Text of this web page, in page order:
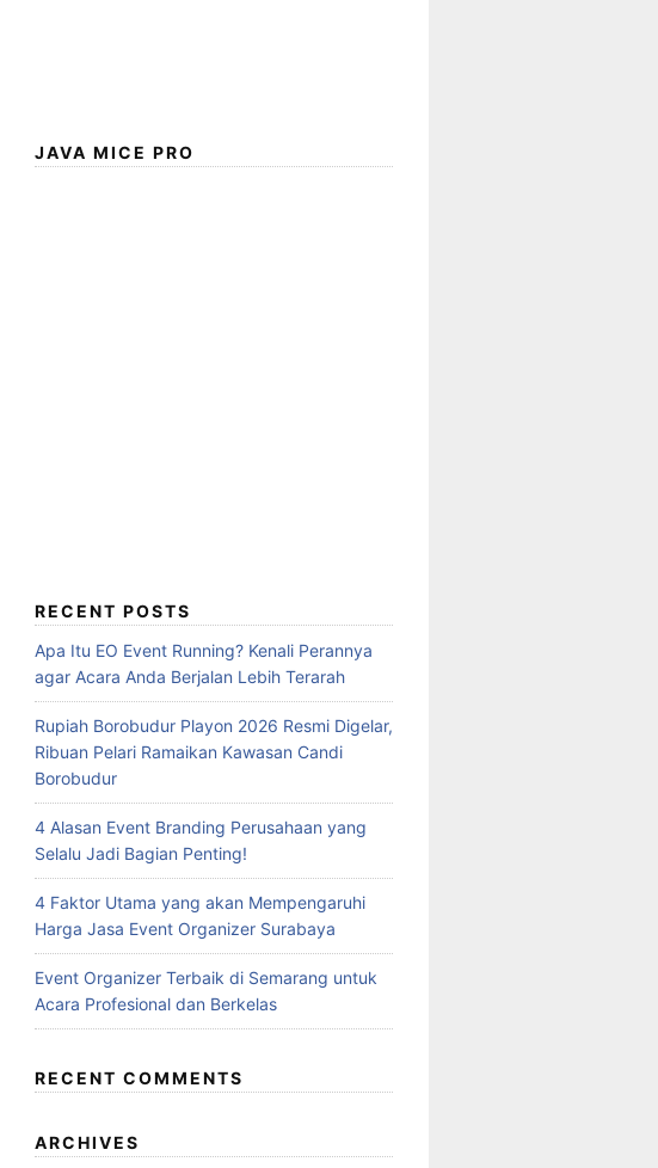
JAVA MICE PRO
RECENT POSTS
Apa Itu EO Event Running? Kenali Perannya
agar Acara Anda Berjalan Lebih Terarah
Rupiah Borobudur Playon 2026 Resmi Digelar,
Ribuan Pelari Ramaikan Kawasan Candi
Borobudur
4 Alasan Event Branding Perusahaan yang
Selalu Jadi Bagian Penting!
4 Faktor Utama yang akan Mempengaruhi
Harga Jasa Event Organizer Surabaya
Event Organizer Terbaik di Semarang untuk
Acara Profesional dan Berkelas
RECENT COMMENTS
ARCHIVES